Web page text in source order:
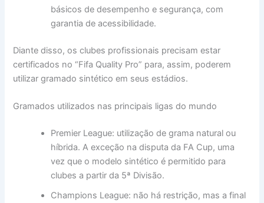
básicos de desempenho e segurança, com
garantia de acessibilidade.
Diante disso, os clubes profissionais precisam estar
certificados no “Fifa Quality Pro” para, assim, poderem
utilizar gramado sintético em seus estádios.
Gramados utilizados nas principais ligas do mundo
Premier League: utilização de grama natural ou
híbrida. A exceção na disputa da FA Cup, uma
vez que o modelo sintético é permitido para
clubes a partir da 5ª Divisão.
Champions League: não há restrição, mas a final